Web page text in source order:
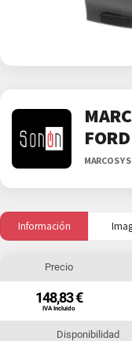
FORD
MARCOS Y
Información
Precio
148,83 €
IVA Incluido
Disponibilidad